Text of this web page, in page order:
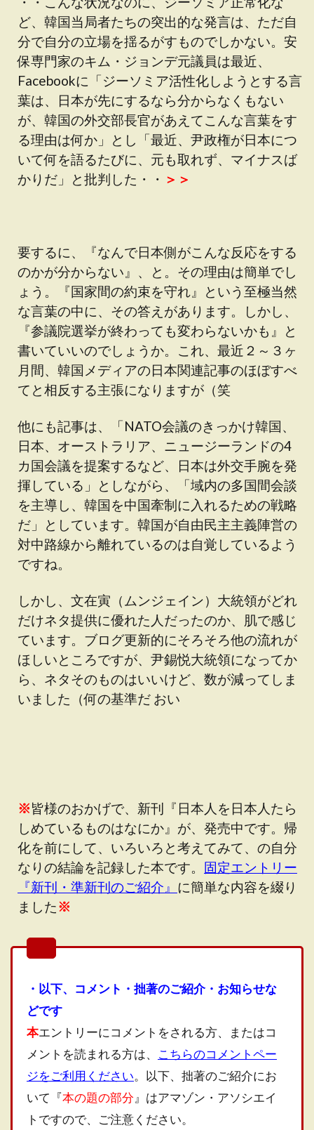
ど、韓国当局者たちの突出的な発言は、ただ自
分で自分の立場を揺るがすものでしかない。安
保専門家のキム・ジョンデ元議員は最近、
Facebookに「ジーソミア活性化しようとする言
葉は、日本が先にするなら分からなくもない
が、韓国の外交部長官があえてこんな言葉をす
る理由は何か」とし「最近、尹政権が日本につ
いて何を語るたびに、元も取れず、マイナスば
かりだ」と批判した・・ ＞＞
要するに、『なんで日本側がこんな反応をする
のかが分からない』、と。その理由は簡単でし
ょう。『国家間の約束を守れ』という至極当然
な言葉の中に、その答えがあります。しかし、
『参議院選挙が終わっても変わらないかも』と
書いていいのでしょうか。これ、最近２～３ヶ
月間、韓国メディアの日本関連記事のほぼすべ
てと相反する主張になりますが（笑
他にも記事は、「NATO会議のきっかけ韓国、
日本、オーストラリア、ニュージーランドの4
カ国会議を提案するなど、日本は外交手腕を発
揮している」としながら、「域内の多国間会談
を主導し、韓国を中国牽制に入れるための戦略
だ」としています。韓国が自由民主主義陣営の
対中路線から離れているのは自覚しているよう
ですね。
しかし、文在寅（ムンジェイン）大統領がどれ
だけネタ提供に優れた人だったのか、肌で感じ
ています。ブログ更新的にそろそろ他の流れが
ほしいところですが、尹錫悦大統領になってか
ら、ネタそのものはいいけど、数が減ってしま
いました（何の基準だ おい
※皆様のおかげで、新刊『日本人を日本人たら
しめているものはなにか』が、発売中です。帰
化を前にして、いろいろと考えてみて、の自分
なりの結論を記録した本です。 固定エントリー
『新刊・準新刊のご紹介』 に簡単な内容を綴り
ました※
・以下、コメント・拙著のご紹介・お知らせな
どです
本エントリーにコメントをされる方、またはコ
メントを読まれる方は、 こちらのコメントペー
ジをご利用ください。以下、拙著のご紹介にお
いて『本の題の部分 』はアマゾン・アソシエイ
トですので、ご注意ください。